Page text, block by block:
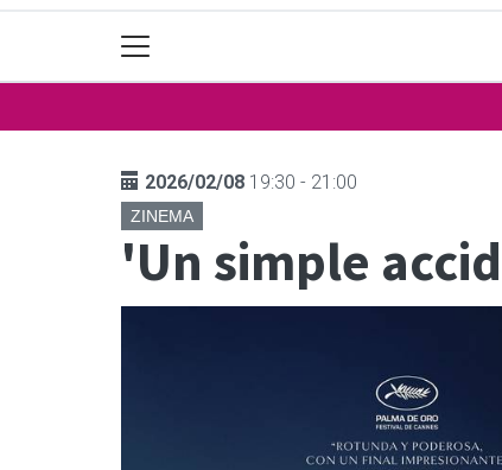
2026/02/08 19:30 - 21:00
ZINEMA
'Un simple